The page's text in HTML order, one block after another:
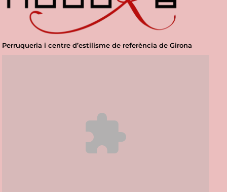
Perruqueria i centre d’estilisme de referència de Girona